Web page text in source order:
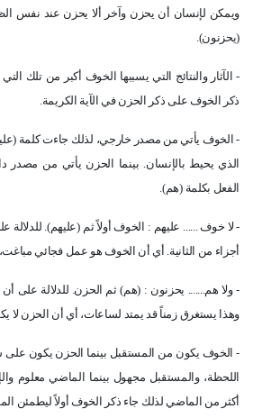
ويمكن لإنسان أن يحزن وآخر ألا يحزن عند نفس
(يحزنون).
- الآثار والنتائج التي يسببها الخوف أكبر من تلك
ذكر الخوف على ذكر الحزن في الآية الكريمة.
- الخوف يأتي من مصدر خارجي، لذلك جاءت كلمة
الذي يحيط بالإنسان. بينما الحزن يأتي من مصدر
الفعل بكلمة (هم).
- لا خوف ...... عليهم : الخوف أولاً ثم (عليهم).
أجزاء من الثانية. أي أن الخوف هو عمل فجائي مباغت،
- ولا هم....... يحزنون : (هم) ثم الحزن. للدلالة على
وهذا يستغرق زمناً قد يمتد لساعات، أي أن الحزن لا
- الخوف يكون من المستقبل بينما الحزن يكون
اللحظة، والمستقبل مجهول بينما الماضي معلوم
أكثر من الماضي لذلك جاء ذكر الخوف أولاً ليطمئن